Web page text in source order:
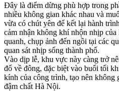
Đây là điểm dừng phù hợp trong
nhiều không gian khác nhau và
vừa có chút yên để kết lại hành
cảm nhận không khí nhộn nhịp
quanh, chụp ảnh đến ngồi tại các
quan sát nhịp sống thành phố.
Vào dịp lễ, khu vực này càng trở
đổ về đông, đặc biệt vào buổi tối
kính của công trình, tạo nên không
đậm chất Hà Nội.